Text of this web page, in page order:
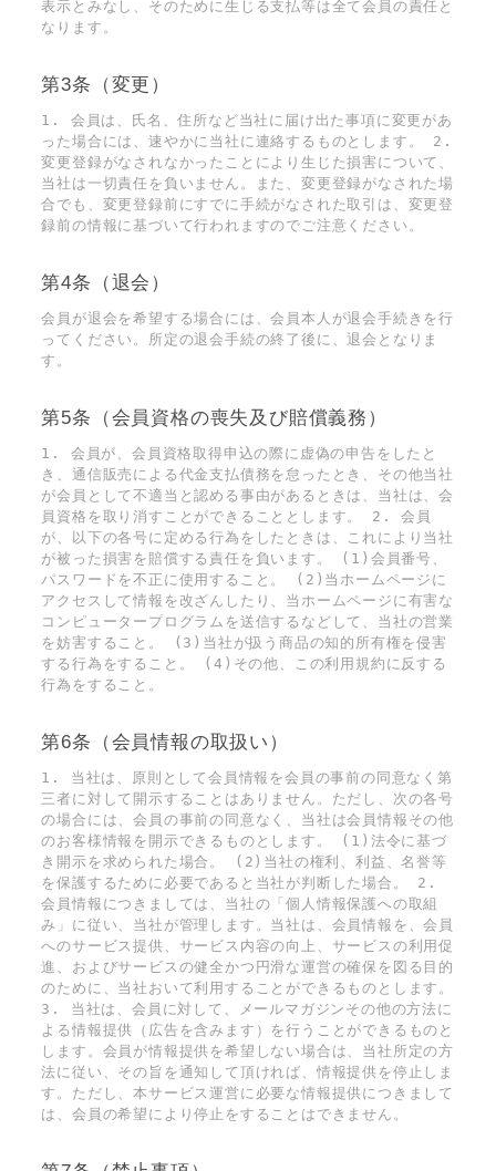
表示とみなし、そのために生じる支払等は全て会員の責任と
なります。
第3条（変更）
1. 会員は、氏名、住所など当社に届け出た事項に変更があ
った場合には、速やかに当社に連絡するものとします。 2.
変更登録がなされなかったことにより生じた損害について、
当社は一切責任を負いません。また、変更登録がなされた場
合でも、変更登録前にすでに手続がなされた取引は、変更登
録前の情報に基づいて行われますのでご注意ください。
第4条（退会）
会員が退会を希望する場合には、会員本人が退会手続きを行
ってください。所定の退会手続の終了後に、退会となりま
す。
第5条（会員資格の喪失及び賠償義務）
1. 会員が、会員資格取得申込の際に虚偽の申告をしたと
き、通信販売による代金支払債務を怠ったとき、その他当社
が会員として不適当と認める事由があるときは、当社は、会
員資格を取り消すことができることとします。 2. 会員
が、以下の各号に定める行為をしたときは、これにより当社
が被った損害を賠償する責任を負います。 (1)会員番号、
パスワードを不正に使用すること。 (2)当ホームページに
アクセスして情報を改ざんしたり、当ホームページに有害な
コンピュータープログラムを送信するなどして、当社の営業
を妨害すること。 (3)当社が扱う商品の知的所有権を侵害
する行為をすること。 (4)その他、この利用規約に反する
行為をすること。
第6条（会員情報の取扱い）
1. 当社は、原則として会員情報を会員の事前の同意なく第
三者に対して開示することはありません。ただし、次の各号
の場合には、会員の事前の同意なく、当社は会員情報その他
のお客様情報を開示できるものとします。 (1)法令に基づ
き開示を求められた場合。 (2)当社の権利、利益、名誉等
を保護するために必要であると当社が判断した場合。 2.
会員情報につきましては、当社の「個人情報保護への取組
み」に従い、当社が管理します。当社は、会員情報を、会員
へのサービス提供、サービス内容の向上、サービスの利用促
進、およびサービスの健全かつ円滑な運営の確保を図る目的
のために、当社おいて利用することができるものとします。
3. 当社は、会員に対して、メールマガジンその他の方法に
よる情報提供（広告を含みます）を行うことができるものと
します。会員が情報提供を希望しない場合は、当社所定の方
法に従い、その旨を通知して頂ければ、情報提供を停止しま
す。ただし、本サービス運営に必要な情報提供につきまして
は、会員の希望により停止をすることはできません。